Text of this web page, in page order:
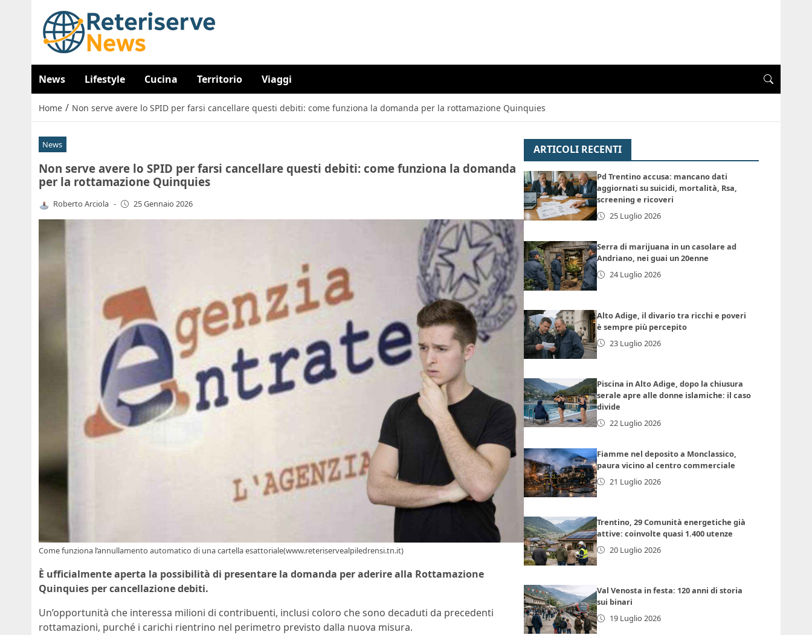
News Lifestyle Cucina Territorio Viaggi
Home / Non serve avere lo SPID per farsi cancellare questi debiti: come funziona la domanda per la rottamazione Quinquies
News
Non serve avere lo SPID per farsi cancellare questi debiti: come funziona la domanda
per la rottamazione Quinquies
Roberto Arciola - 25 Gennaio 2026
Come funziona l’annullamento automatico di una cartella esattoriale(www.reteriservealpiledrensi.tn.it)
È ufficialmente aperta la possibilità di presentare la domanda per aderire alla Rottamazione
Quinquies per cancellazione debiti.
Un’opportunità che interessa milioni di contribuenti, inclusi coloro che sono decaduti da precedenti
rottamazioni, purché i carichi rientrino nel perimetro previsto dalla nuova misura.
ARTICOLI RECENTI
Pd Trentino accusa: mancano dati
aggiornati su suicidi, mortalità, Rsa,
screening e ricoveri
25 Luglio 2026
Serra di marijuana in un casolare ad
Andriano, nei guai un 20enne
24 Luglio 2026
Alto Adige, il divario tra ricchi e poveri
è sempre più percepito
23 Luglio 2026
Piscina in Alto Adige, dopo la chiusura
serale apre alle donne islamiche: il caso
divide
22 Luglio 2026
Fiamme nel deposito a Monclassico,
paura vicino al centro commerciale
21 Luglio 2026
Trentino, 29 Comunità energetiche già
attive: coinvolte quasi 1.400 utenze
20 Luglio 2026
Val Venosta in festa: 120 anni di storia
sui binari
19 Luglio 2026